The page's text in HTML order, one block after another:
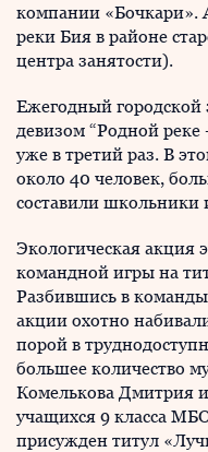
компании «Бочкари».
реки Бия в районе
центра занятости).
Ежегодный городской
девизом “Родной реке
уже в третий раз. В
около 40 человек,
составили школьники
Экологическая акция
командной игры на
Разбившись в
акции охотно
порой в
большее количество
Комелькова Дмитрия
учащихся 9 класса
присужден титул